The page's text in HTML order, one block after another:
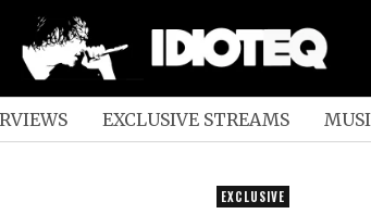
EXCLUSIVE STREAMS
EXCLUSIVE